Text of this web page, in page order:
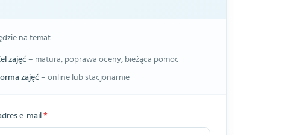
na temat:
zajęć – matura, poprawa oceny, bieżąca pomoc
zajęć – online lub stacjonarnie
e-mail *